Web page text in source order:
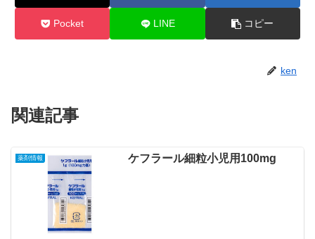
Pocket LINE コピー
ken
関連記事
薬剤情報 ケフラール細粒小児用100mg